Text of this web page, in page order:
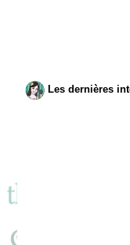
Les dernières